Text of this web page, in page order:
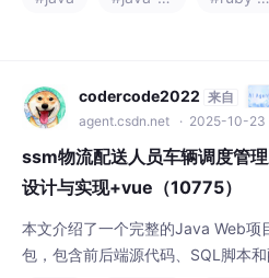
用SSM+SpringBoot+Vue框架，结
赠远程调试控屏包。需要者可联系文
系方式获取全套资料。
codercode2022 来自
agent.csdn.net · 2025-10-
ssm物流配送人员车辆调度管
设计与实现+vue（10775）
本文介绍了一个完整的Java Web项
包，包含前后端源代码、SQL脚本和